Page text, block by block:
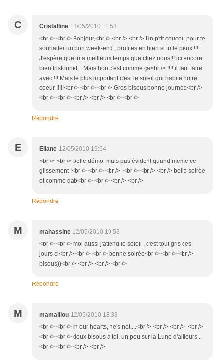
C Cristalline 13/05/2010 11:53
<br /> <br /> Bonjour,<br /> <br /> <br /> Un p'tit coucou pour te
souhaiter un bon week-end , profites en bien si tu le peux !!!
J'espère que tu a meilleurs temps que chez nous!!! ici encore
bien tristounet ...Mais bon c'est comme ça<br /> !!!! il faut faire
avec !!! Mais le plus important c'est le soleil qui habite notre
coeur !!!!!<br /> <br /> <br /> Gros bisous bonne journée<br />
<br /> <br /> <br /> <br /> <br /> <br />
Répondre
E Eliane 12/05/2010 19:54
<br /> <br /> belle démo mais pas évident quand meme ce
glissement !<br /> <br /> <br /> <br /> <br /> <br /> belle soirée
et comme dab<br /> <br /> <br /> <br />
Répondre
M mahassine 12/05/2010 19:53
<br /> <br /> moi aussi j'attend le soleil , c'est tout gris ces
jours ci<br /> <br /> <br /> bonne soirée<br /> <br /> <br />
bisous))<br /> <br /> <br /> <br />
Répondre
M mamalilou 12/05/2010 18:33
<br /> <br /> in our hearts, he's not....<br /> <br /> <br /> <br />
<br /> <br /> doux bisous à toi, un peu sur la Lune d'ailleurs...
<br /> <br /> <br /> <br />